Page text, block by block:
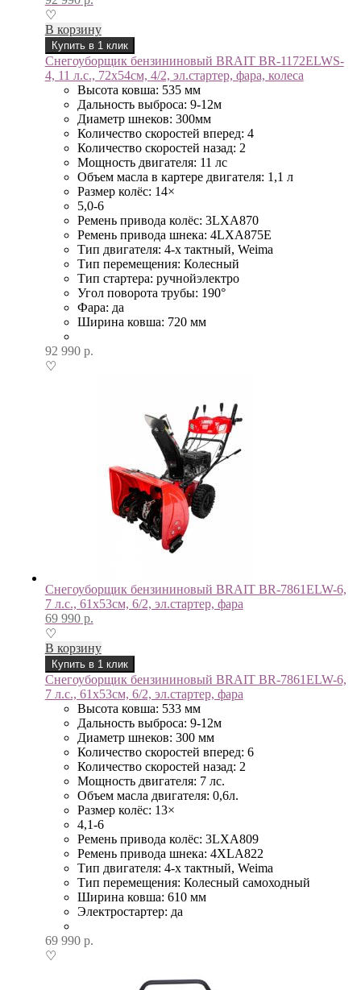
♡
В корзину
Купить в 1 клик
Снегоуборщик бензининовый BRAIT BR-1172ELWS-
4, 11 л.с., 72х54см, 4/2, эл.стартер, фара, колеса
Высота ковша: 535 мм
Дальность выброса: 9-12м
Диаметр шнеков: 300мм
Количество скоростей вперед: 4
Количество скоростей назад: 2
Мощность двигателя: 11 лс
Объем масла в картере двигателя: 1,1 л
Размер колёс: 14×
5,0-6
Ремень привода колёс: 3LXA870
Ремень привода шнека: 4LXA875E
Тип двигателя: 4-х тактный, Weima
Тип перемещения: Колесный
Тип стартера: ручнойэлектро
Угол поворота трубы: 190°
Фара: да
Ширина ковша: 720 мм
92 990р.
♡
Снегоуборщик бензининовый BRAIT BR-7861ELW-6,
7 л.с., 61х53см, 6/2, эл.стартер, фара
69 990р.
♡
В корзину
Купить в 1 клик
Снегоуборщик бензининовый BRAIT BR-7861ELW-6,
7 л.с., 61х53см, 6/2, эл.стартер, фара
Высота ковша: 533 мм
Дальность выброса: 9-12м
Диаметр шнеков: 300 мм
Количество скоростей вперед: 6
Количество скоростей назад: 2
Мощность двигателя: 7 лс.
Объем масла двигателя: 0,6л.
Размер колёс: 13×
4,1-6
Ремень привода колёс: 3LXA809
Ремень привода шнека: 4XLA822
Тип двигателя: 4-х тактный, Weima
Тип перемещения: Колесный самоходный
Ширина ковша: 610 мм
Электростартер: да
69 990р.
♡